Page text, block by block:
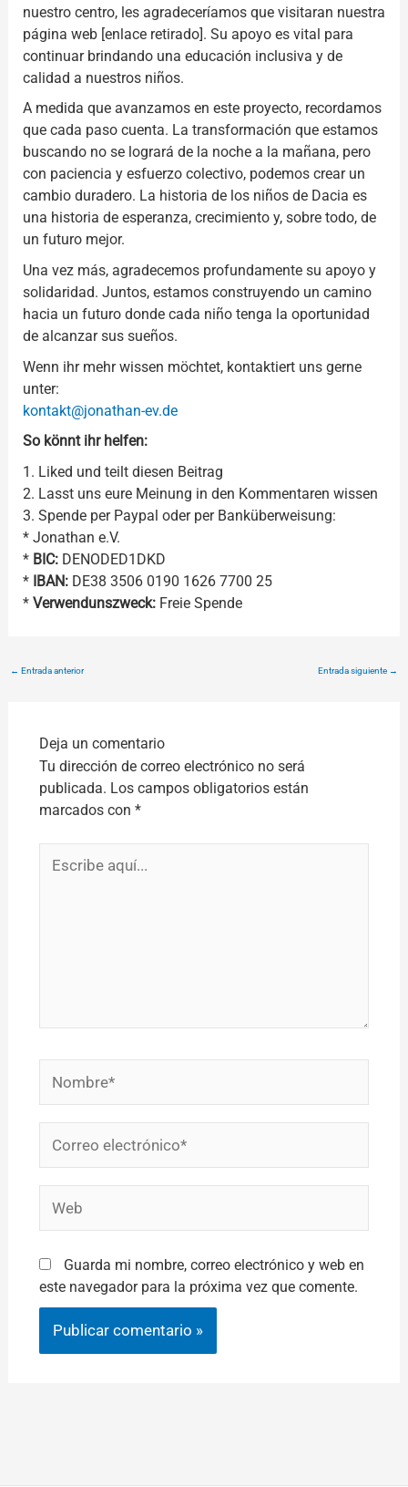
nuestro centro, les agradeceríamos que visitaran nuestra
página web [enlace retirado]. Su apoyo es vital para
continuar brindando una educación inclusiva y de
calidad a nuestros niños.
A medida que avanzamos en este proyecto, recordamos
que cada paso cuenta. La transformación que estamos
buscando no se logrará de la noche a la mañana, pero
con paciencia y esfuerzo colectivo, podemos crear un
cambio duradero. La historia de los niños de Dacia es
una historia de esperanza, crecimiento y, sobre todo, de
un futuro mejor.
Una vez más, agradecemos profundamente su apoyo y
solidaridad. Juntos, estamos construyendo un camino
hacia un futuro donde cada niño tenga la oportunidad
de alcanzar sus sueños.
Wenn ihr mehr wissen möchtet, kontaktiert uns gerne
unter:
kontakt@jonathan-ev.de
So könnt ihr helfen:
1. Liked und teilt diesen Beitrag
2. Lasst uns eure Meinung in den Kommentaren wissen
3. Spende per Paypal oder per Banküberweisung:
* Jonathan e.V.
* BIC:DENODED1DKD
* IBAN:DE38 3506 0190 1626 7700 25
* Verwendunszweck:Freie Spende
← Entrada anterior Entrada siguiente →
Deja un comentario
Tu dirección de correo electrónico no será
publicada. Los campos obligatorios están
marcados con *
aquí...
electrónico*
Guarda mi nombre, correo electrónico y web en
este navegador para la próxima vez que comente.